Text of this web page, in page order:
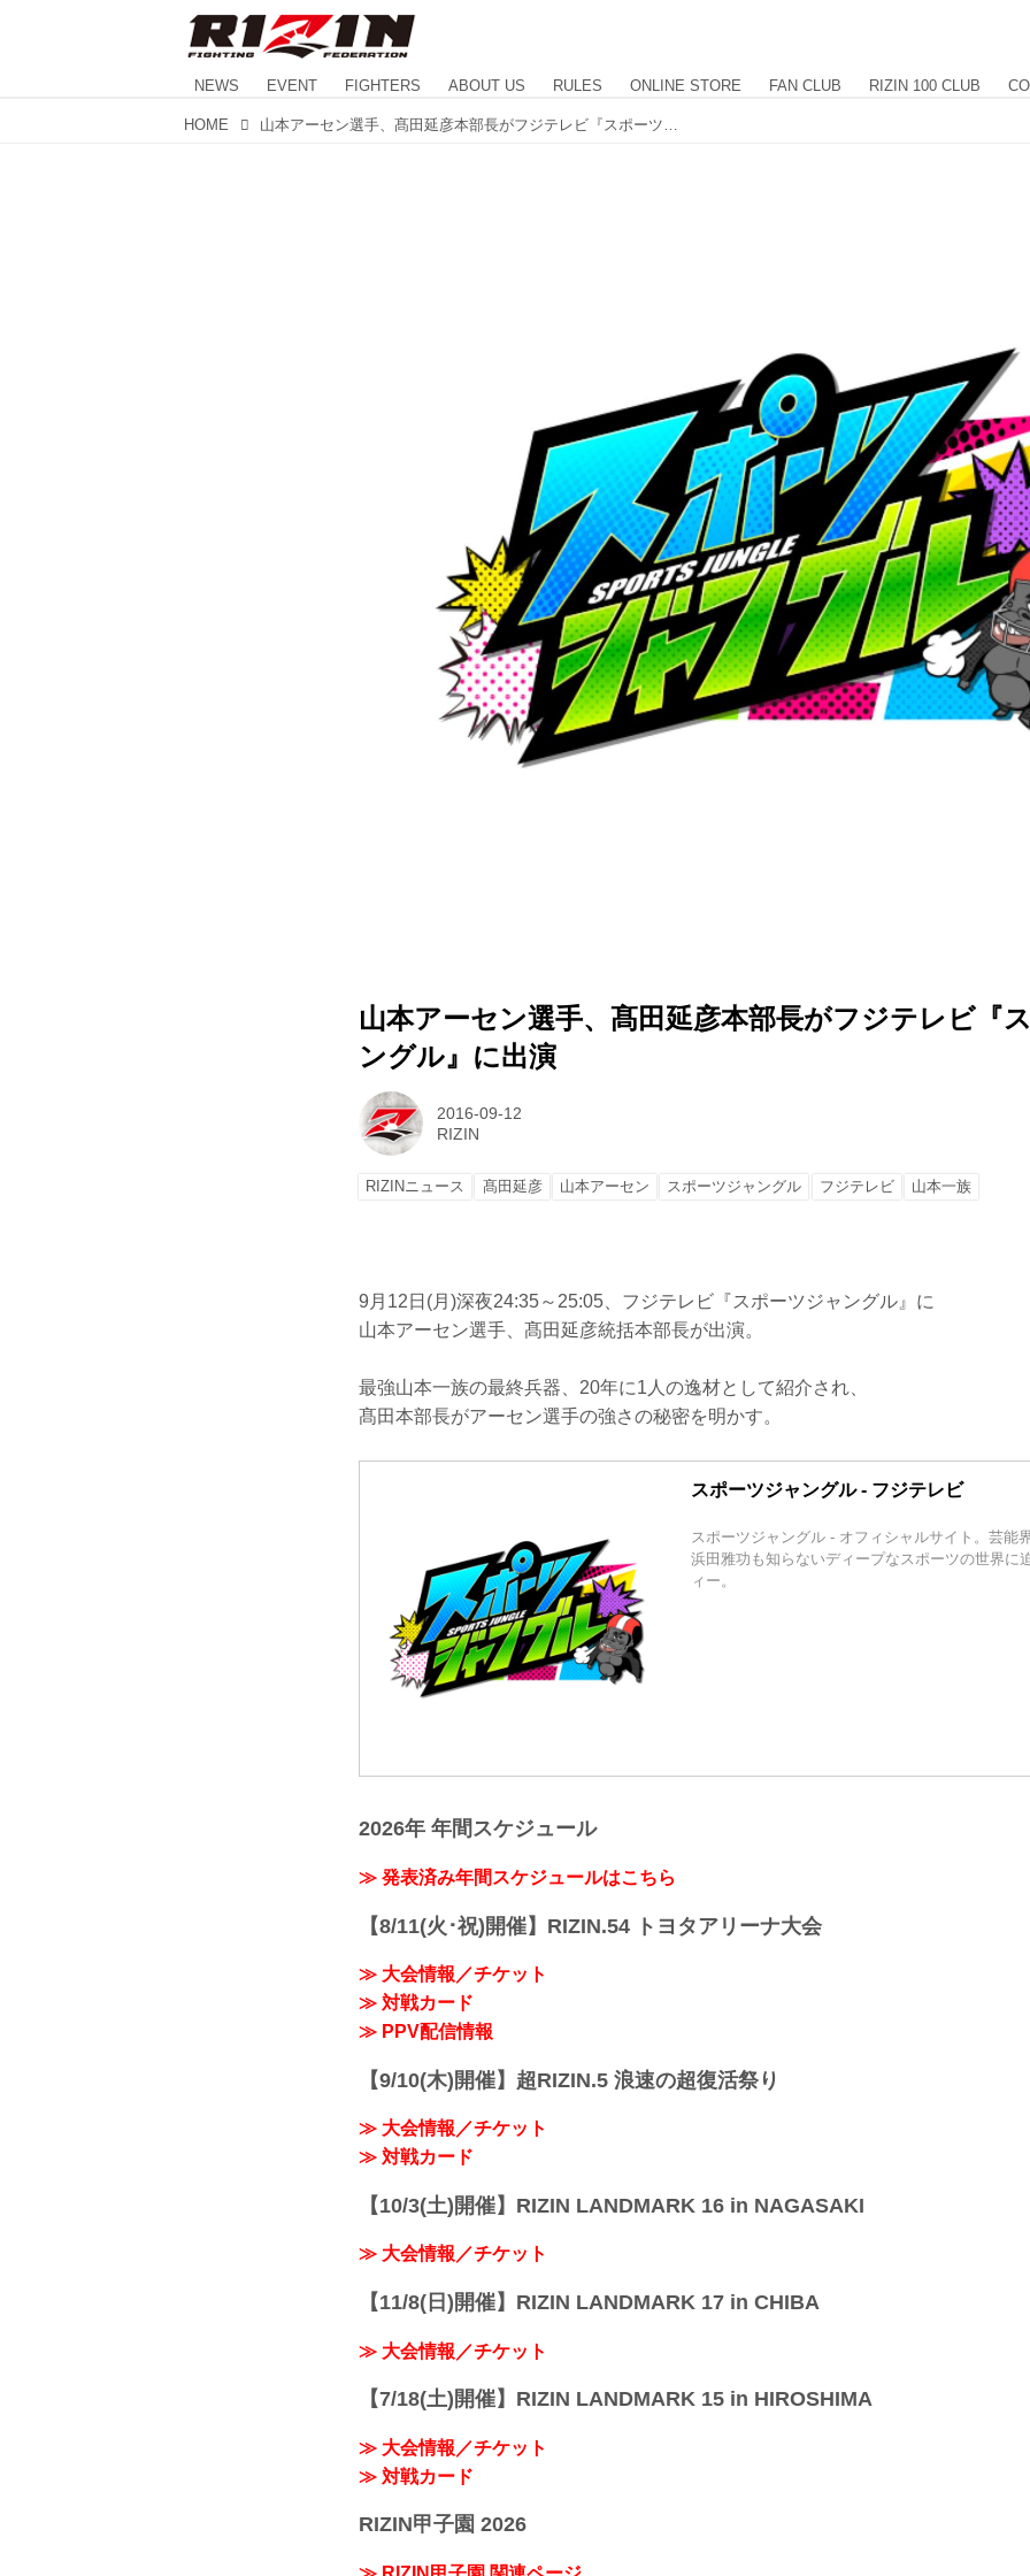
NEWS EVENT FIGHTERS ABOUT US RULES ONLINE STORE FAN CLUB RIZIN 100 CLUB
HOME
山本アーセン選手、髙田延彦本部長がフジテレビ『
ングル』に出演
2016-09-12
RIZIN
RIZINニュース 髙田延彦 山本アーセン スポーツジャングル フジテレビ 山本一族
9月12日(月)深夜24:35～25:05、フジテレビ『スポーツジャングル』に
山本アーセン選手、髙田延彦統括本部長が出演。
最強山本一族の最終兵器、20年に1人の逸材として紹介され、
髙田本部長がアーセン選手の強さの秘密を明かす。
スポーツジャングル - フジテレビ
スポーツジャングル - オフィシャルサイト。芸能
浜田雅功も知らないディープなスポーツの世界に
ィー。
2026年 年間スケジュール
≫ 発表済み年間スケジュールはこちら
【8/11(火･祝)開催】RIZIN.54 トヨタアリーナ大会
≫ 大会情報／チケット
≫ 対戦カード
≫ PPV配信情報
【9/10(木)開催】超RIZIN.5 浪速の超復活祭り
≫ 大会情報／チケット
≫ 対戦カード
【10/3(土)開催】RIZIN LANDMARK 16 in NAGASAKI
≫ 大会情報／チケット
【11/8(日)開催】RIZIN LANDMARK 17 in CHIBA
≫ 大会情報／チケット
【7/18(土)開催】RIZIN LANDMARK 15 in HIROSHIMA
≫ 大会情報／チケット
≫ 対戦カード
RIZIN甲子園 2026